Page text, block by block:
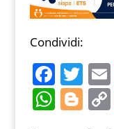
Condividi:
F
a
c
T
w
itt
W Bl
o o